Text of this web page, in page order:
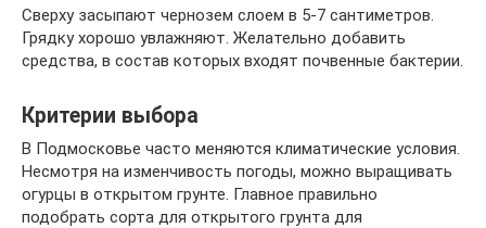
Сверху засыпают чернозем слоем в 5-7 сантиметров.
Грядку хорошо увлажняют. Желательно добавить
средства, в состав которых входят почвенные бактерии.
Критерии выбора
В Подмосковье часто меняются климатические условия.
Несмотря на изменчивость погоды, можно выращивать
огурцы в открытом грунте. Главное правильно
подобрать сорта для открытого грунта для